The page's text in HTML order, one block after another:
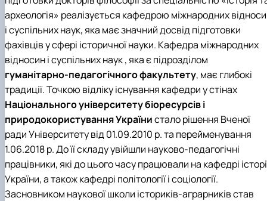
Іноземні мови
Працевлаштування
Їдальні та буфети
Студентські квитки
Центр вивчення мов
Психологічна підтримка
Інклюзивне середовище
Рада молодих вчених
Наукові школи
Стартап школа НУБіП України
Методичні рекомендації, пам'ятки
Форми документів
Патентно-ліцензійна діяльність
ЦКНО «Агропромисловий комплекс, лісове і
садово-паркове господарство, ветеринарна
медицина»
Обладнання НУБіП України
Біоетична комісія
Наукові видання
Досліднику та автору
Звіт про проведення НТЗ
Наукові журнали НУБіП України
Наукові журнали НУБіП України (English)
Пам'ятка про проведення науково-
заходів
Порядок планування та організації
проведення НТЗ
Результати науково-технічних заходів
Монографії
Наука для бізнесу
Каталог наукових послуг
«SEB-2024»
«SEB-2025»
Наглядова рада
Рада роботодавців
Благодійний фонд «Голосіївська ініціатива
2020»
Історія університету
Видатні випускники та працівники
Звіт ректора
Пам'яті захисників України
Почесні доктори і професори НУБіП України
Пресслужба
Університетський кур'єр
Вибори ректора
Програма розвитку університету
ініціатива – 2025»
Доступ до публічної інформації
Державні закупівлі
Офіційна символіка
Антикорупційні заходи
Уповноважена особа з питань запобігання
виявлення корупції
Положення про антикорупційного
уповноваженого НУБіП України
Національні нормативно-правові акти
Нормативно-правові акти НУБіП України
Інформаційні ресурси НАЗК
Методичні роз’яснення НАЗК
Гендерна радниця
Контактна інформація
археологія» реалізується кафедрою міжнародних
і суспільних наук, яка має значний досвід підготовки
фахівців у сфері історичної науки. Кафедра міжнародних
відносин і суспільних наук, яка є підрозділом
гуманітарно-педагогічного факультету, має глибокі
традиції. Точкою відліку існування кафедри у стінах
Національного університету біоресурсів і
природокористування Українистало рішення Вченої
ради Університету від 01.09.2010 р. та перейменування
1.06.2018 р. До її складу увійшли науково-педагогічні
працівники, які до цього часу працювали на кафедрі
України, а такожкафедрі політології і соціології.
Засновником наукової школи істориків-аграрників став